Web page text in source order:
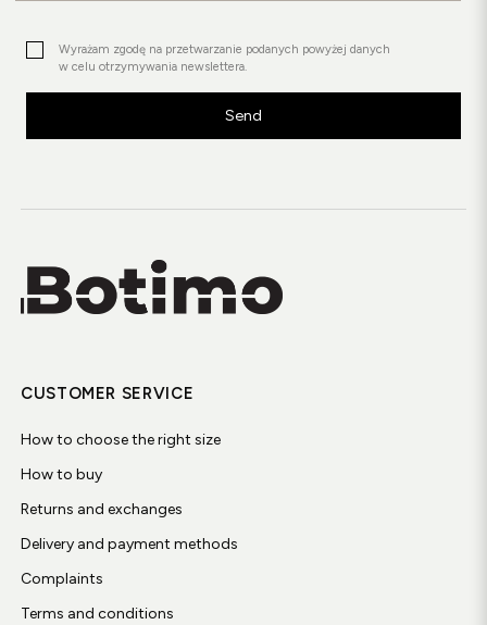
Wyrażam zgodę na przetwarzanie podanych powyżej danych
w celu otrzymywania newslettera.
Send
CUSTOMER SERVICE
How to choose the right size
How to buy
Returns and exchanges
Delivery and payment methods
Complaints
Terms and conditions